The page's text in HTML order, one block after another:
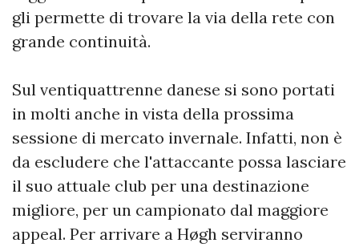
gli permette di trovare la via della rete con
grande continuità.
Sul ventiquattrenne danese si sono portati
in molti anche in vista della prossima
sessione di mercato invernale. Infatti, non è
da escludere che l'attaccante possa lasciare
il suo attuale club per una destinazione
migliore, per un campionato dal maggiore
appeal. Per arrivare a Høgh serviranno